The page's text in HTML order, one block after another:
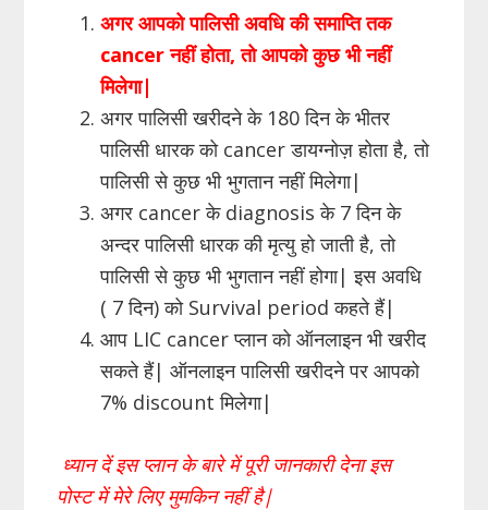
अगर आपको पालिसी अवधि की समाप्ति तक
cancer नहीं होता, तो आपको कुछ भी नहीं
मिलेगा|
अगर पालिसी खरीदने के 180 दिन के भीतर
पालिसी धारक को cancer डायग्नोज़ होता है, तो
पालिसी से कुछ भी भुगतान नहीं मिलेगा|
अगर cancer के diagnosis के 7 दिन के
अन्दर पालिसी धारक की मृत्यु हो जाती है, तो
पालिसी से कुछ भी भुगतान नहीं होगा| इस अवधि
( 7 दिन) को Survival period कहते हैं|
आप LIC cancer प्लान को ऑनलाइन भी खरीद
सकते हैं| ऑनलाइन पालिसी खरीदने पर आपको
7% discount मिलेगा|
ध्यान दें इस प्लान के बारे में पूरी जानकारी देना इस
पोस्ट में मेरे लिए मुमकिन नहीं है|